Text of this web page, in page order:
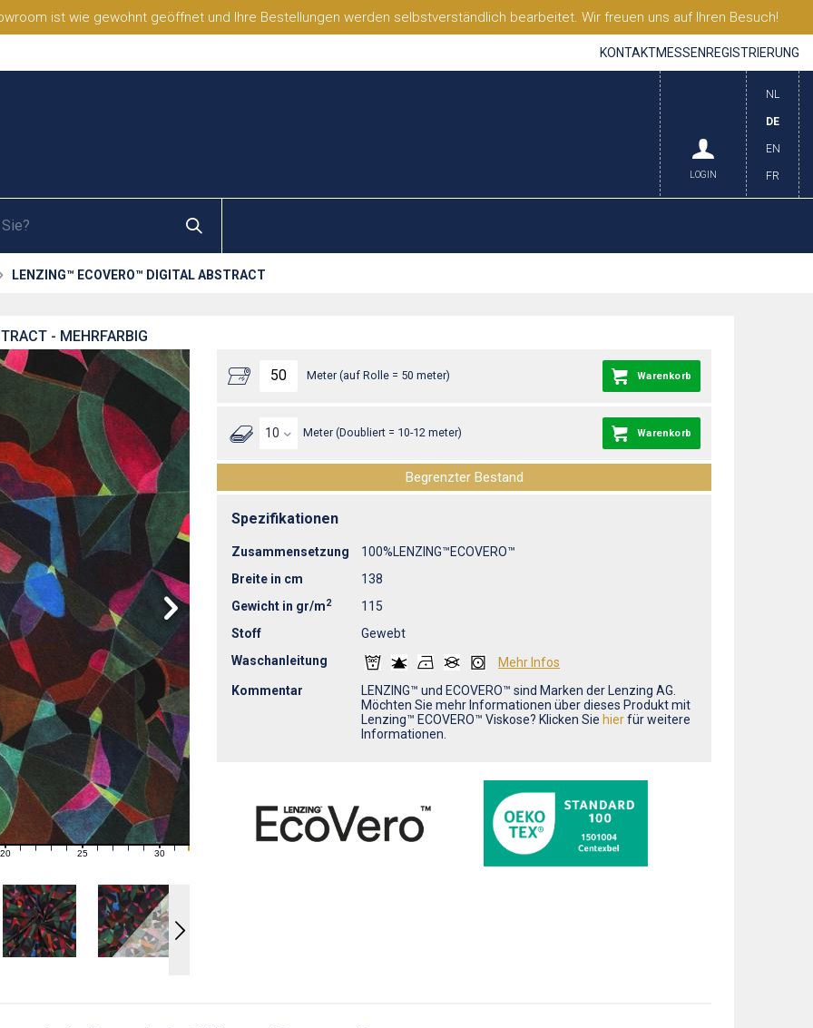
ist wie gewohnt geöffnet und Ihre Bestellungen werden selbstverständlich bearbeitet. Wir freuen uns auf Ihren Besuch!
KONTAKTMESSEN REGISTRIERUNG
NL
DE
EN
FR
LOGIN
LENZING™ ECOVERO™ DIGITAL ABSTRACT
- MEHRFARBIG
21 22 23 24 25 26 27 28 29 30 31
Meter (auf Rolle = 50 meter) Warenkorb
Meter (Doubliert = 10-12 meter) Warenkorb
Begrenzter Bestand
Spezifikationen
Zusammensetzung
100%LENZING™ECOVERO™
Breite in cm
138
Gewicht in gr/m2
115
Stoff
Gewebt
Waschanleitung
Mehr Infos
Kommentar
LENZING™ und ECOVERO™ sind Marken der Lenzing AG.
Möchten Sie mehr Informationen über dieses Produkt mit
Lenzing™ ECOVERO™ Viskose? Klicken Sie hierfür weitere
Informationen.